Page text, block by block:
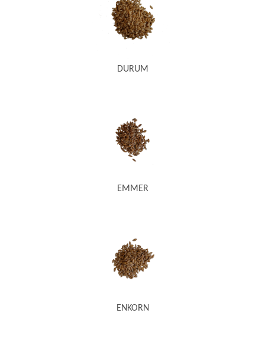
DURUM
EMMER
ENKORN